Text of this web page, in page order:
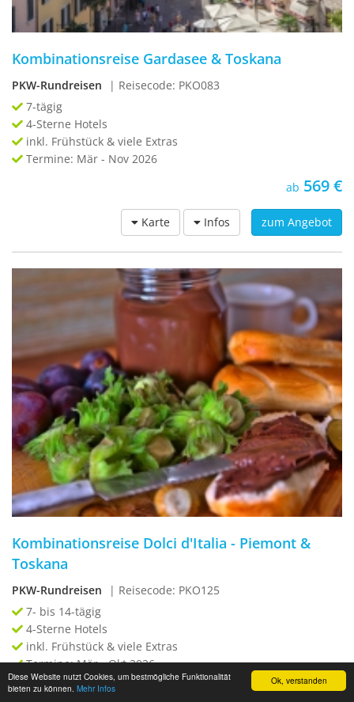
Ok, verstanden
Diese Website nutzt Cookies, um bestmögliche Funktionalität
bieten zu können. Mehr Infos
Kombinationsreise Gardasee & Toskana
PKW-Rundreisen
| Reisecode: PKO083
7-tägig
4-Sterne Hotels
inkl. Frühstück & viele Extras
Termine: Mär - Nov 2026
ab 569 €
Karte Infos zum Angebot
Kombinationsreise Dolci d'Italia - Piemont &
Toskana
PKW-Rundreisen
| Reisecode: PKO125
7- bis 14-tägig
4-Sterne Hotels
inkl. Frühstück & viele Extras
Termine: Mär - Okt 2026
ab499 €